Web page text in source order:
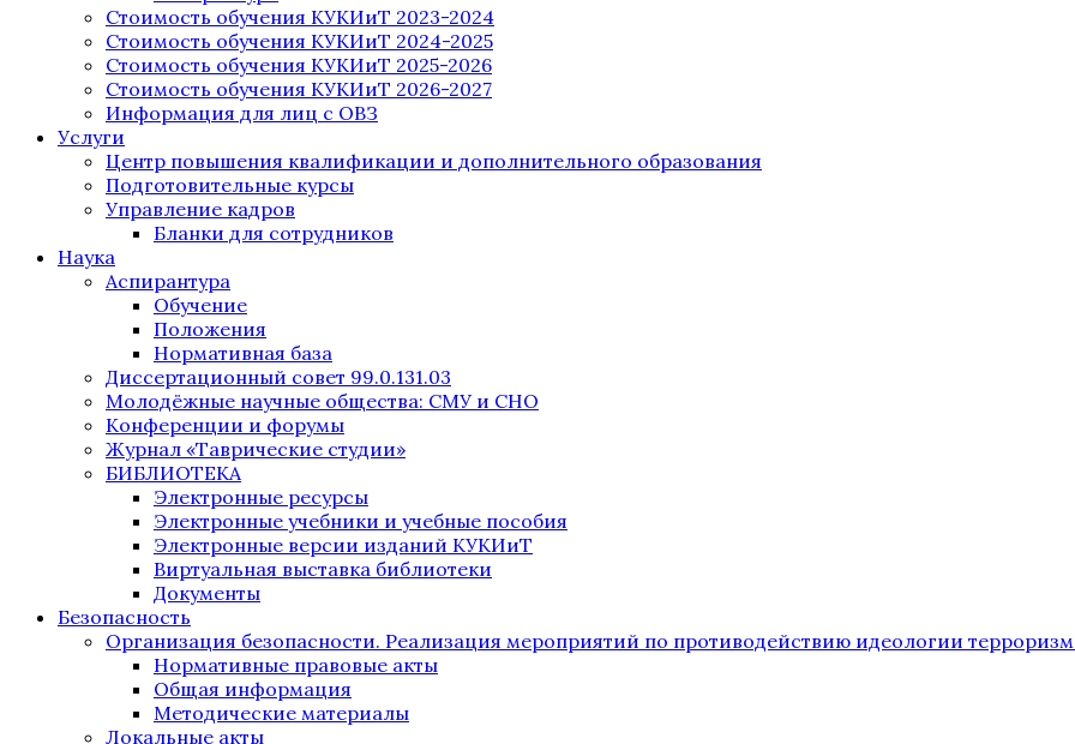
Стоимость обучения КУКИиТ 2023-2024
Стоимость обучения КУКИиТ 2024-2025
Стоимость обучения КУКИиТ 2025-2026
Стоимость обучения КУКИиТ 2026-2027
Информация для лиц с ОВЗ
Услуги
Центр повышения квалификации и дополнительного образования
Подготовительные курсы
Управление кадров
Бланки для сотрудников
Наука
Аспирантура
Обучение
Положения
Нормативная база
Диссертационный совет 99.0.131.03
Молодёжные научные общества: СМУ и СНО
Конференции и форумы
Журнал «Таврические студии»
БИБЛИОТЕКА
Электронные ресурсы
Электронные учебники и учебные пособия
Электронные версии изданий КУКИиТ
Виртуальная выставка библиотеки
Документы
Безопасность
Организация безопасности. Реализация мероприятий по противодействию идеологии
Нормативные правовые акты
Общая информация
Методические материалы
Локальные акты